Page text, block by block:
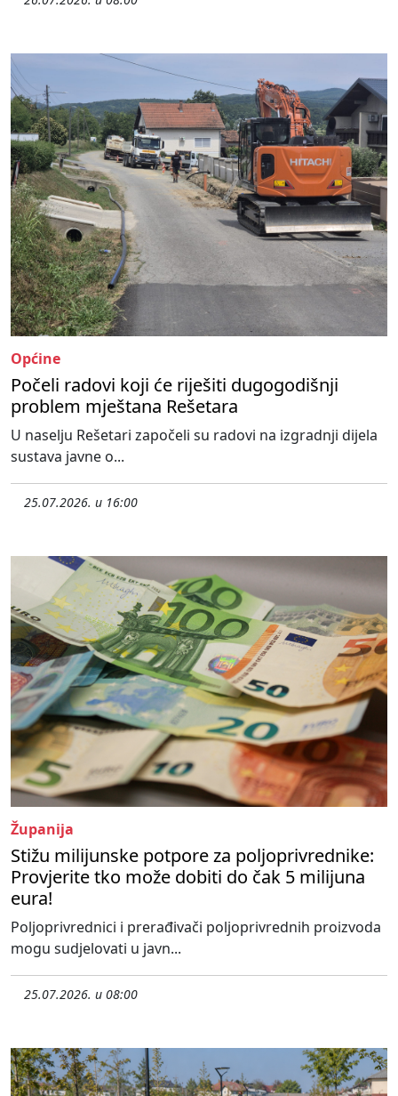
Općine
Počeli radovi koji će riješiti dugogodišnji
problem mještana Rešetara
U naselju Rešetari započeli su radovi na izgradnji dijela
sustava javne o...
25.07.2026. u 16:00
Županija
Stižu milijunske potpore za poljoprivrednike:
Provjerite tko može dobiti do čak 5 milijuna
eura!
Poljoprivrednici i prerađivači poljoprivrednih proizvoda
mogu sudjelovati u javn...
25.07.2026. u 08:00